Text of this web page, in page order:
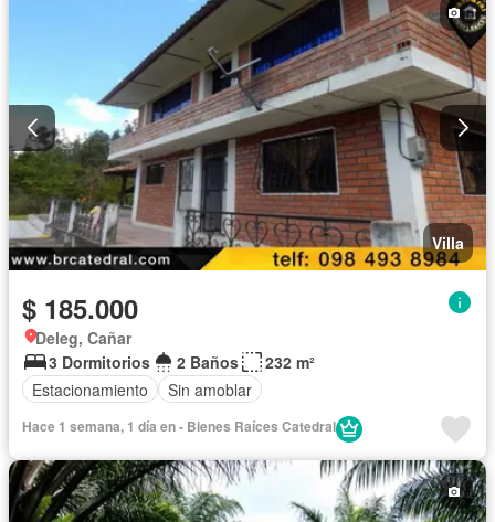
Villa
$ 185.000
Deleg, Cañar
3 Dormitorios
2 Baños
232 m²
Estacionamiento
Sin amoblar
Hace 1 semana, 1 día en - Bienes Raíces Catedral